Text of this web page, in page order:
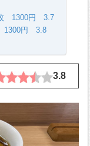
枚 1300円 3.7
1300円 3.8
3.8